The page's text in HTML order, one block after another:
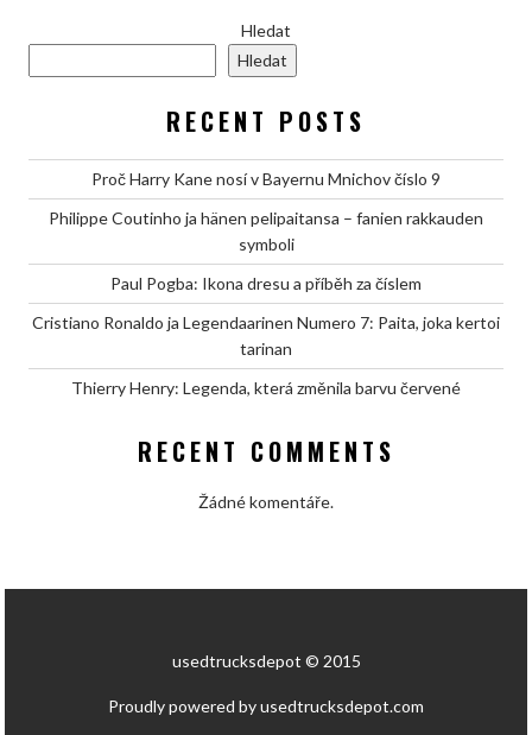
Hledat
Hledat
RECENT POSTS
Proč Harry Kane nosí v Bayernu Mnichov číslo 9
Philippe Coutinho ja hänen pelipaitansa – fanien rakkauden
symboli
Paul Pogba: Ikona dresu a příběh za číslem
Cristiano Ronaldo ja Legendaarinen Numero 7: Paita, joka kertoi
tarinan
Thierry Henry: Legenda, která změnila barvu červené
RECENT COMMENTS
Žádné komentáře.
usedtrucksdepot © 2015
Proudly powered by usedtrucksdepot.com